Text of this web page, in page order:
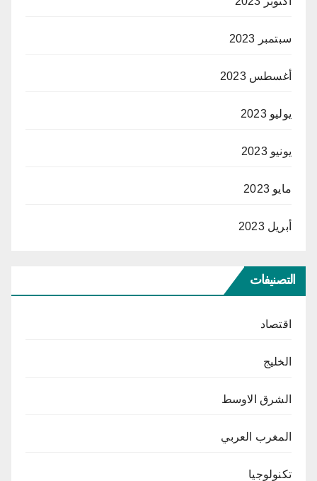
سبتمبر 2023
أغسطس 2023
يوليو 2023
يونيو 2023
مايو 2023
أبريل 2023
التصنيفات
اقتصاد
الخليج
الشرق الاوسط
المغرب العربي
تكنولوجيا